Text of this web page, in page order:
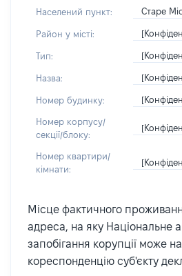
Населений пункт: Старе
Район у місті:
Тип:
Назва:
Номер будинку:
Номер корпусу/
секції/блоку:
Номер квартири/
кімнати:
Місце фактичного
адреса, на яку Національне
запобігання корупції може
кореспонденцію суб'єкту